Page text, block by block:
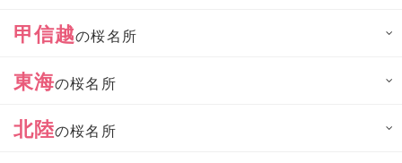
甲信越の桜名所
東海の桜名所
北陸の桜名所